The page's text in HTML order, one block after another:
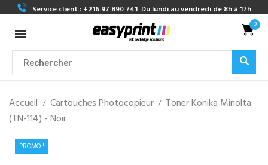
Service client : +216 97 890 741 Du lundi au vendredi de 8h à 17h
0
Accueil Cartouches Photocopieur
Toner Konika Minolta
(TN-114) - Noir
PROMO !